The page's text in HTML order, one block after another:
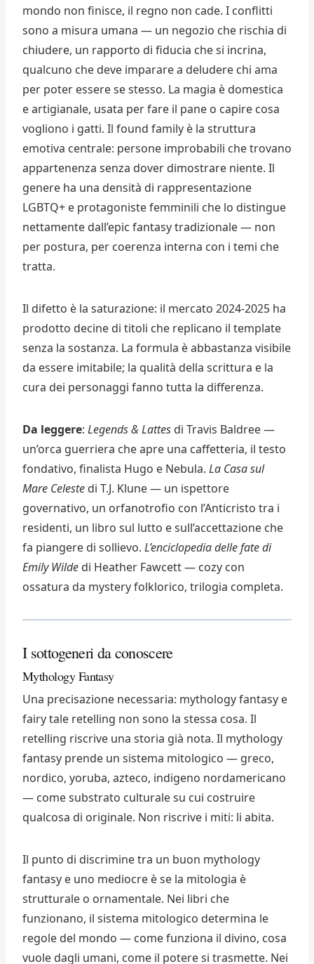
mondo non finisce, il regno non cade. I conflitti
sono a misura umana — un negozio che rischia di
chiudere, un rapporto di fiducia che si incrina,
qualcuno che deve imparare a deludere chi ama
per poter essere se stesso. La magia è domestica
e artigianale, usata per fare il pane o capire cosa
vogliono i gatti. Il found family è la struttura
emotiva centrale: persone improbabili che trovano
appartenenza senza dover dimostrare niente. Il
genere ha una densità di rappresentazione
LGBTQ+ e protagoniste femminili che lo distingue
nettamente dall’epic fantasy tradizionale — non
per postura, per coerenza interna con i temi che
tratta.
Il difetto è la saturazione: il mercato 2024-2025 ha
prodotto decine di titoli che replicano il template
senza la sostanza. La formula è abbastanza visibile
da essere imitabile; la qualità della scrittura e la
cura dei personaggi fanno tutta la differenza.
Da leggere: Legends & Lattes di Travis Baldree —
un’orca guerriera che apre una caffetteria, il testo
fondativo, finalista Hugo e Nebula. La Casa sul
Mare Celeste di T.J. Klune — un ispettore
governativo, un orfanotrofio con l’Anticristo tra i
residenti, un libro sul lutto e sull’accettazione che
fa piangere di sollievo. L’enciclopedia delle fate di
Emily Wilde di Heather Fawcett — cozy con
ossatura da mystery folklorico, trilogia completa.
I sottogeneri da conoscere
Mythology Fantasy
Una precisazione necessaria: mythology fantasy e
fairy tale retelling non sono la stessa cosa. Il
retelling riscrive una storia già nota. Il mythology
fantasy prende un sistema mitologico — greco,
nordico, yoruba, azteco, indigeno nordamericano
— come substrato culturale su cui costruire
qualcosa di originale. Non riscrive i miti: li abita.
Il punto di discrimine tra un buon mythology
fantasy e uno mediocre è se la mitologia è
strutturale o ornamentale. Nei libri che
funzionano, il sistema mitologico determina le
regole del mondo — come funziona il divino, cosa
vuole dagli umani, come il potere si trasmette. Nei